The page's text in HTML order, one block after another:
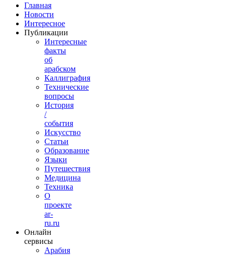
Главная
Новости
Интересное
Публикации
Интересные
факты
об
арабском
Каллиграфия
Технические
вопросы
История
/
события
Искусство
Статьи
Образование
Языки
Путешествия
Медицина
Техника
О
проекте
ar-
ru.ru
Онлайн
сервисы
Арабия